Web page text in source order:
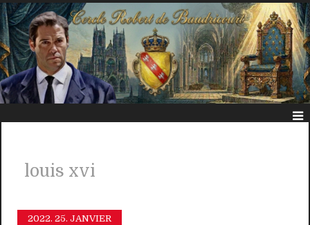
louis xvi
2022. 25. JANVIER